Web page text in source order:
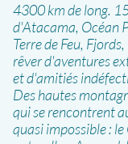
4300 km de long.
d'Atacama, Océan
Terre de Feu,
rêver d'aventures
et d'amitiés
Des hautes
qui se rencontrent
quasi impossible :